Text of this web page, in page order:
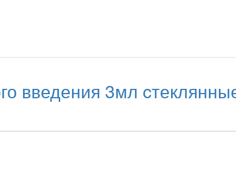
введения 3мл